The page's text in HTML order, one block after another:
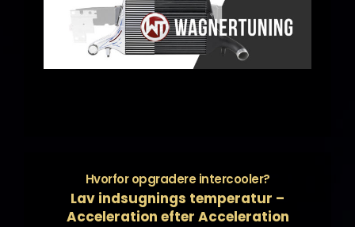
Hvorfor opgradere intercooler?
Lav indsugnings temperatur –
Acceleration efter Acceleration